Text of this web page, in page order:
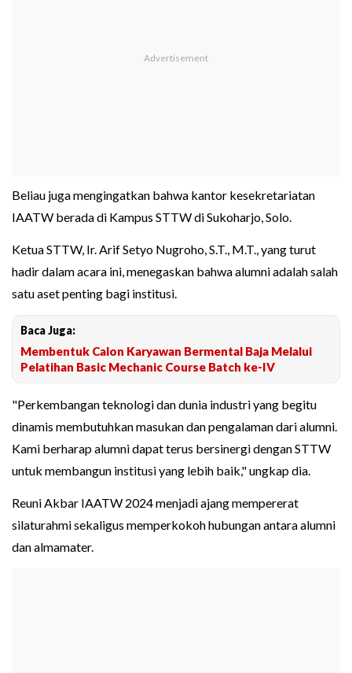
Beliau juga mengingatkan bahwa kantor kesekretariatan
IAATW berada di Kampus STTW di Sukoharjo, Solo.
Ketua STTW, Ir. Arif Setyo Nugroho, S.T., M.T., yang turut
hadir dalam acara ini, menegaskan bahwa alumni adalah salah
satu aset penting bagi institusi.
Baca Juga:
Membentuk Calon Karyawan Bermental Baja Melalui
Pelatihan Basic Mechanic Course Batch ke-IV
"Perkembangan teknologi dan dunia industri yang begitu
dinamis membutuhkan masukan dan pengalaman dari alumni.
Kami berharap alumni dapat terus bersinergi dengan STTW
untuk membangun institusi yang lebih baik," ungkap dia.
Reuni Akbar IAATW 2024 menjadi ajang mempererat
silaturahmi sekaligus memperkokoh hubungan antara alumni
dan almamater.